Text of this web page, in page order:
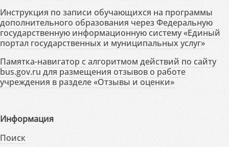
Инструкция по записи обучающихся на программы
дополнительного образования через Федеральную
государственную информационную систему «Единый
портал государственных и муниципальных услуг»
Памятка-навигатор с алгоритмом действий по сайту
bus.gov.ru для размещения отзывов о работе
учреждения в разделе «Отзывы и оценки»
Информация
Поиск